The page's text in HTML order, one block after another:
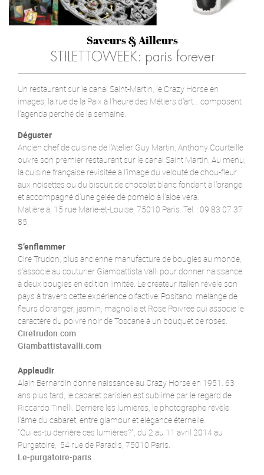
Saveurs & Ailleurs
STILETTOWEEK: paris forever
Un restaurant sur le canal Saint-Martin, le Crazy Horse en
images, la rue de la Paix à l'heure des Métiers d'art… composent
l'agenda perché de la semaine.
Déguster
Ancien chef de cuisine de l'Atelier Guy Martin, Anthony Courteille
ouvre son premier restaurant sur le canal Saint Martin. Au menu,
la cuisine française revisitée à l'image du velouté de chou-fleur
aux noisettes ou du biscuit de chocolat blanc fondant à l'orange
et accompagné d'une gelée de pomelo à l'aloe vera.
Matière à, 15 rue Marie-et-Louise, 75010 Paris. Tél. : 09 83 07 37
85.
S’enflammer
Cire Trudon, plus ancienne manufacture de bougies au monde,
s'associe au couturier Giambattista Valli pour donner naissance
à deux bougies en édition limitée. Le créateur italien révèle son
pays à travers cette expérience olfactive: Positano, mélange de
fleurs d'oranger, jasmin, magnolia et Rose Poivrée qui associe le
caractère du poivre noir de Toscane à un bouquet de roses.
Ciretrudon.com
Giambattistavalli.com
Applaudir
Alain Bernardin donne naissance au Crazy Horse en 1951. 63
ans plus tard, le cabaret parisien est sublimé par le regard de
Riccardo Tinelli. Derrière les lumières, le photographe révèle
l'âme du cabaret, entre glamour et élégance éternelle.
"Qui es-tu derrière ces lumières?", du 2 au 11 avril 2014 au
Purgatoire, 54 rue de Paradis, 75010 Paris.
Le-purgatoire-paris